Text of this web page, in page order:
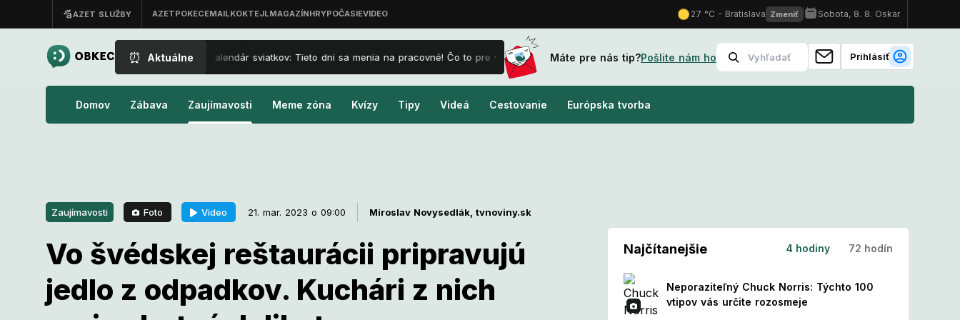
⏰ AktuálneNový kalendár sviatkov: Tieto dni sa menia na pracovné! Čo to pre vás znamená a ako je to s príplatkami? Nový kalendár sviatkov: Tieto dni sa menia na pracovné!
Máte pre nás tip?Pošlite nám ho Prihlásiť
Domov Zábava Zaujímavosti Meme zóna Kvízy Tipy Videá Cestovanie Európska tvorba
Zaujímavosti Foto Video 21. mar. 2023 o 09:00 Miroslav Novysedlák, tvnoviny.sk
Vo švédskej reštaurácii pripravujú
jedlo z odpadkov. Kuchári z nich
Najčítanejšie 4 hodiny 72 hodín
Neporaziteľný Chuck Norris: Týchto 100
vtipov vás určite rozosmeje